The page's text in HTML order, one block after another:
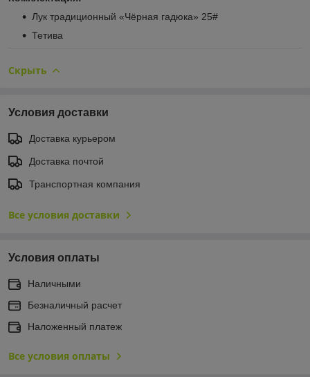
Лук традиционный «Чёрная гадюка» 25#
Тетива
Скрыть
Условия доставки
Доставка курьером
Доставка почтой
Транспортная компания
Все условия доставки
Условия оплаты
Наличными
Безналичный расчет
Наложенный платеж
Все условия оплаты